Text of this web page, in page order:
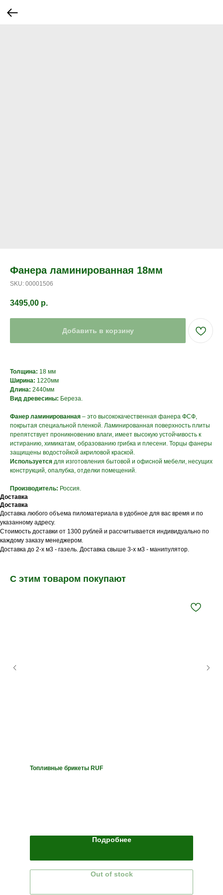
Фанера ламинированная 18мм
SKU: 00001506
3495,00 р.
Добавить в корзину
Толщина: 18 мм
Ширина: 1220мм
Длина: 2440мм
Вид древесины: Береза.
Фанер ламинированная – это высококачественная фанера ФСФ,
покрытая специальной пленкой. Ламинированная поверхность плиты
препятствует проникновению влаги, имеет высокую устойчивость к
истиранию, химикатам, образованию грибка и плесени. Торцы фанеры
защищены водостойкой акриловой краской.
Используется для изготовления бытовой и офисной мебели, несущих
конструкций, опалубка, отделки помещений.
Производитель: Россия.
Доставка
Доставка
Доставка любого объема пиломатериала в удобное для вас время и по
указанному адресу.
Стоимость доставки от 1300 рублей и рассчитывается индивидуально по
каждому заказу менеджером.
Доставка до 2-х м3 - газель. Доставка свыше 3-х м3 - манипулятор.
С этим товаром покупают
Топливные брикеты RUF
Подробнее
Out of stock